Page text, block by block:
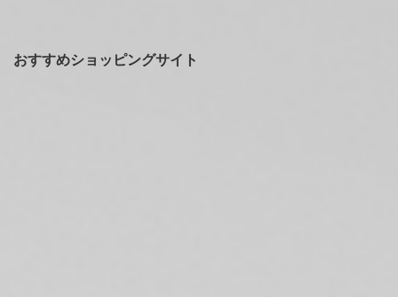
おすすめショッピングサイト